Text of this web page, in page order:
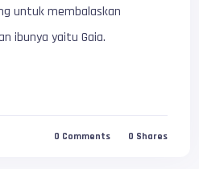
untuk membalaskan
ibunya yaitu Gaia.
0 Comments 0 Shares